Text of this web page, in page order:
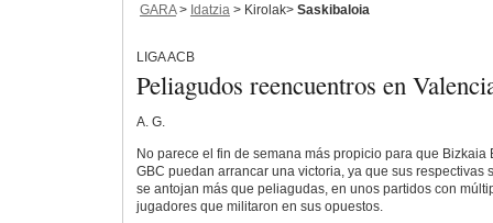
GARA> Idatzia > Kirolak> Saskibaloia
LIGA ACB
Peliagudos reencuentros en
A. G.
No parece el fin de semana más propicio para que Bizkaia
GBC puedan arrancar una victoria, ya que sus respectivas
se antojan más que peliagudas, en unos partidos con
jugadores que militaron en sus opuestos.